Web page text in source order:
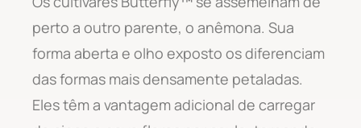
perto a outro parente, o anêmona. Sua
forma aberta e olho exposto os diferenciam
das formas mais densamente petaladas.
Eles têm a vantagem adicional de carregar